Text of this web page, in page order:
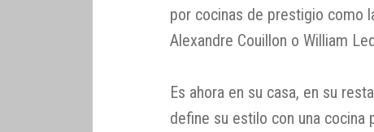
por cocinas de prestigio como
Alexandre Couillon o William
Es ahora en su casa, en su
define su estilo con una cocina